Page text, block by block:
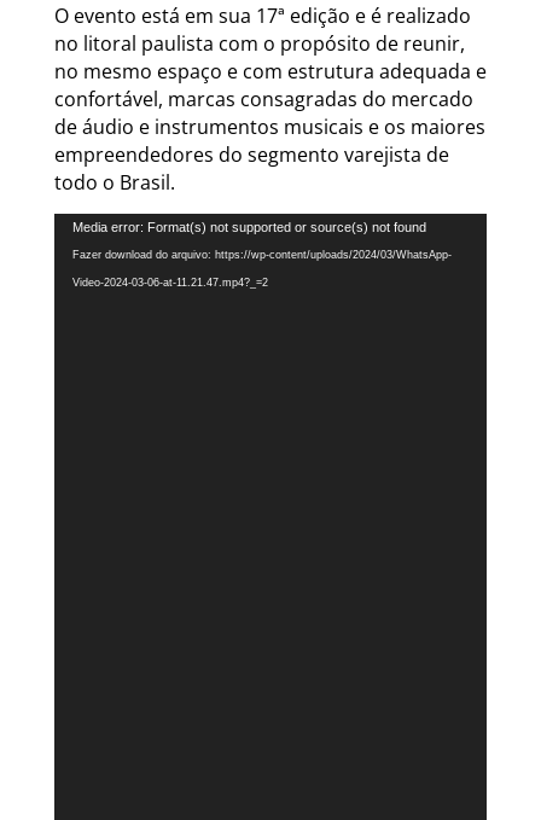
O evento está em sua 17ª edição e é realizado
no litoral paulista com o propósito de reunir,
no mesmo espaço e com estrutura adequada e
confortável, marcas consagradas do mercado
de áudio e instrumentos musicais e os maiores
empreendedores do segmento varejista de
todo o Brasil.
Tocador
de
vídeo
Media error: Format(s) not supported or source(s) not found
Fazer download do arquivo: https://wp-content/uploads/2024/03/WhatsApp-
Video-2024-03-06-at-11.21.47.mp4?_=2